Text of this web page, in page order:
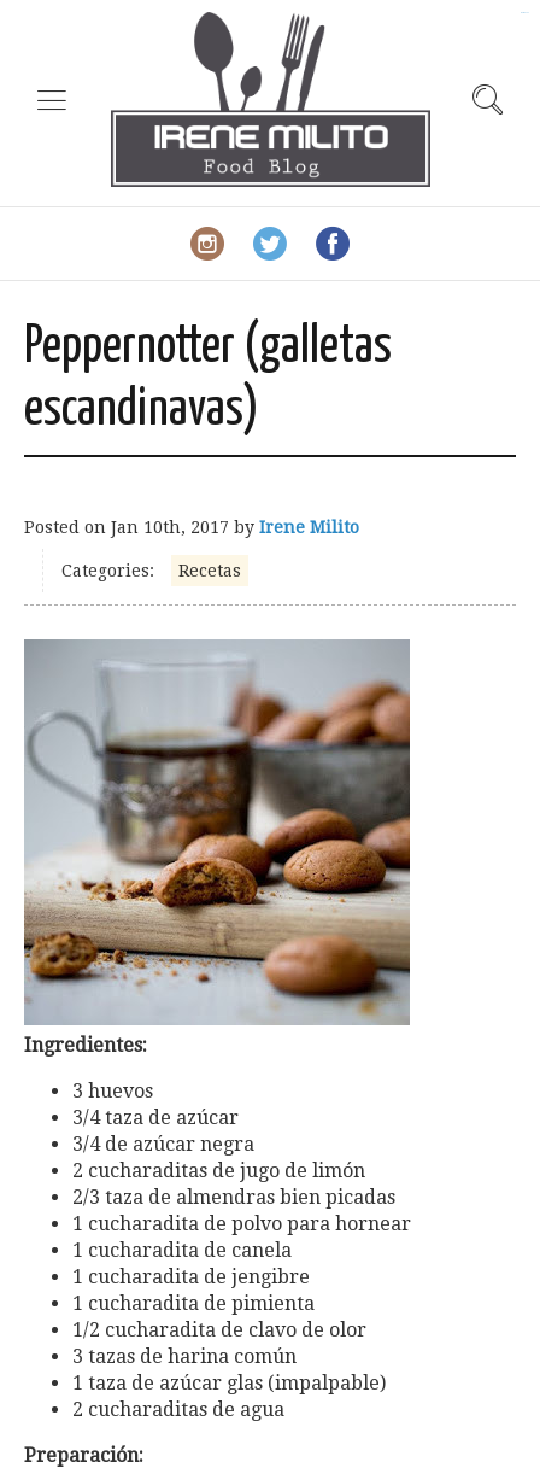
Peppernotter (galletas
escandinavas)
Posted on Jan 10th, 2017 by Irene Milito
Categories: Recetas
Ingredientes:
3 huevos
3/4 taza de azúcar
3/4 de azúcar negra
2 cucharaditas de jugo de limón
2/3 taza de almendras bien picadas
1 cucharadita de polvo para hornear
1 cucharadita de canela
1 cucharadita de jengibre
1 cucharadita de pimienta
1/2 cucharadita de clavo de olor
3 tazas de harina común
1 taza de azúcar glas (impalpable)
2 cucharaditas de agua
Preparación: